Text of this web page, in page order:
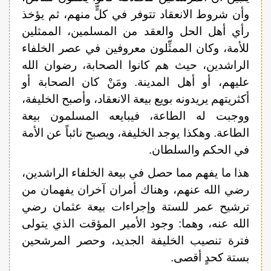
وأن شروط الانعقاد تتوفر في كلٍّ منهم، ثم يؤخذ
رأي أهل الحل والعقد من المسلمين، الممثلين
للأمة، وكان الممثِّلون معروفين في عصر الخلفاء
الراشدين، حيث هم كانوا الصحابة، رضوان الله
عليهم، أو أهل المدينة. ومَنْ كان الصحابة أو
أكثريتهم يريدونه بويع بيعة الانعقاد، وأصبح الخليفة،
ووجبت له الطاعة، فيبايعه المسلمون بيعة
الطاعة. وهكذا يوجد الخليفة، ويصبح نائباً عن الأمة
في الحكم والسلطان.
هذا ما يفهم مما حصل في بيعة الخلفاء الراشدين،
رضي الله عنهم، وهناك أمران آخران يفهمان من
ترشيح عمر للستة وإجراءات بيعة عثمان رضي
الله عنه، وهما: وجود الأمير المؤقت الذي يتولى
فترة تنصيب الخليفة الجديد، وحصر المرشحين
بستة كحدٍ أقصى.